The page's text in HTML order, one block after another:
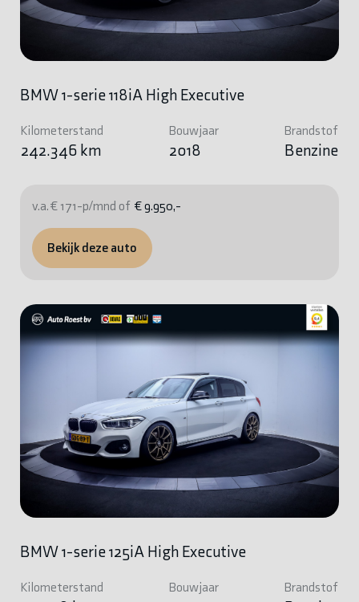
BMW 1-serie 118iA High Executive
Kilometerstand
242.346 km
Bouwjaar
2018
Brandstof
Benzine
v.a. € 171-p/mnd of € 9.950,-
Bekijk deze auto
BMW 1-serie 125iA High Executive
Kilometerstand Bouwjaar Brandstof